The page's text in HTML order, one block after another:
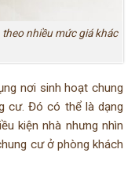
nhiều mức giá khác
nơi sinh hoạt chung
cư. Đó có thể là dạng
kiện nhà nhưng nhìn
cư ở phòng khách